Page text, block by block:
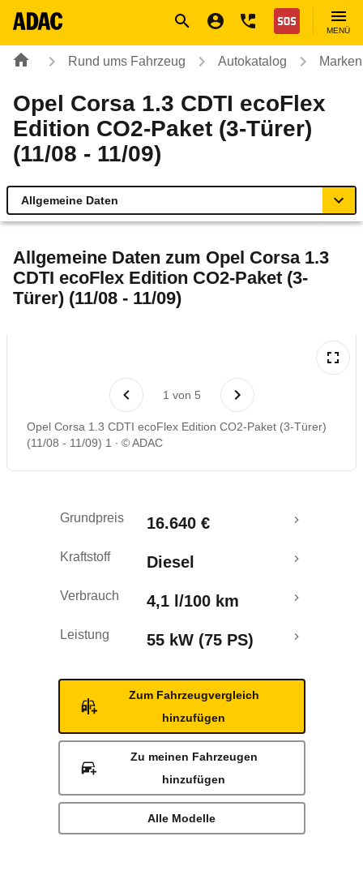
Nothilfe
MENÜ
Rund ums Fahrzeug Autokatalog
Opel Corsa 1.3 CDTI ecoFlex
Edition CO2-Paket (3-Türer)
(11/08 - 11/09)
Allgemeine Daten
Technische Daten
Rückrufe & Mängel
Allgemeine Daten zum Opel Corsa 1.3
CDTI ecoFlex Edition CO2-Paket (3-
Türer) (11/08 - 11/09)
1 von 5
Opel Corsa 1.3 CDTI ecoFlex Edition CO2-Paket (3-Türer)
(11/08 - 11/09) 1
© ADAC
Grundpreis 16.640 €
Kraftstoff Diesel
Verbrauch 4,1 l/100 km
Leistung 55 kW (75 PS)
Zum Fahrzeugvergleich
hinzufügen
Zu meinen Fahrzeugen
hinzufügen
Alle Modelle